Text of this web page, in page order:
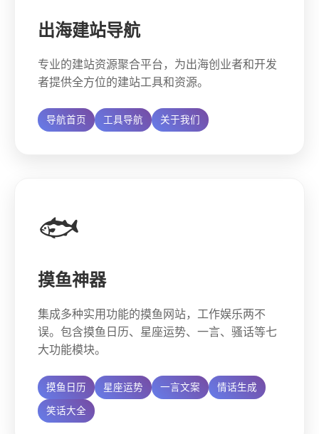
出海建站导航
专业的建站资源聚合平台，为出海创业者和开发
者提供全方位的建站工具和资源。
导航首页 工具导航 关于我们
🐟
摸鱼神器
集成多种实用功能的摸鱼网站，工作娱乐两不
误。包含摸鱼日历、星座运势、一言、骚话等七
大功能模块。
摸鱼日历 星座运势 一言文案 情话生成
笑话大全